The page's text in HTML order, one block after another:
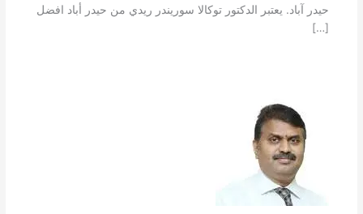
حيدر آباد. يعتبر الدكتور توكالا سوريندر ريدي من حيدر أباد افضل
[…]